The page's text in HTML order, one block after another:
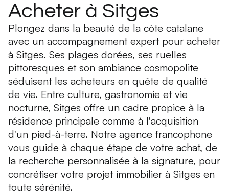
Acheter à Sitges
Plongez dans la beauté de la côte catalane
avec un accompagnement expert pour acheter
à Sitges. Ses plages dorées, ses ruelles
pittoresques et son ambiance cosmopolite
séduisent les acheteurs en quête de qualité
de vie. Entre culture, gastronomie et vie
nocturne, Sitges offre un cadre propice à la
résidence principale comme à l'acquisition
d'un pied-à-terre. Notre agence francophone
vous guide à chaque étape de votre achat, de
la recherche personnalisée à la signature, pour
concrétiser votre projet immobilier à Sitges en
toute sérénité.